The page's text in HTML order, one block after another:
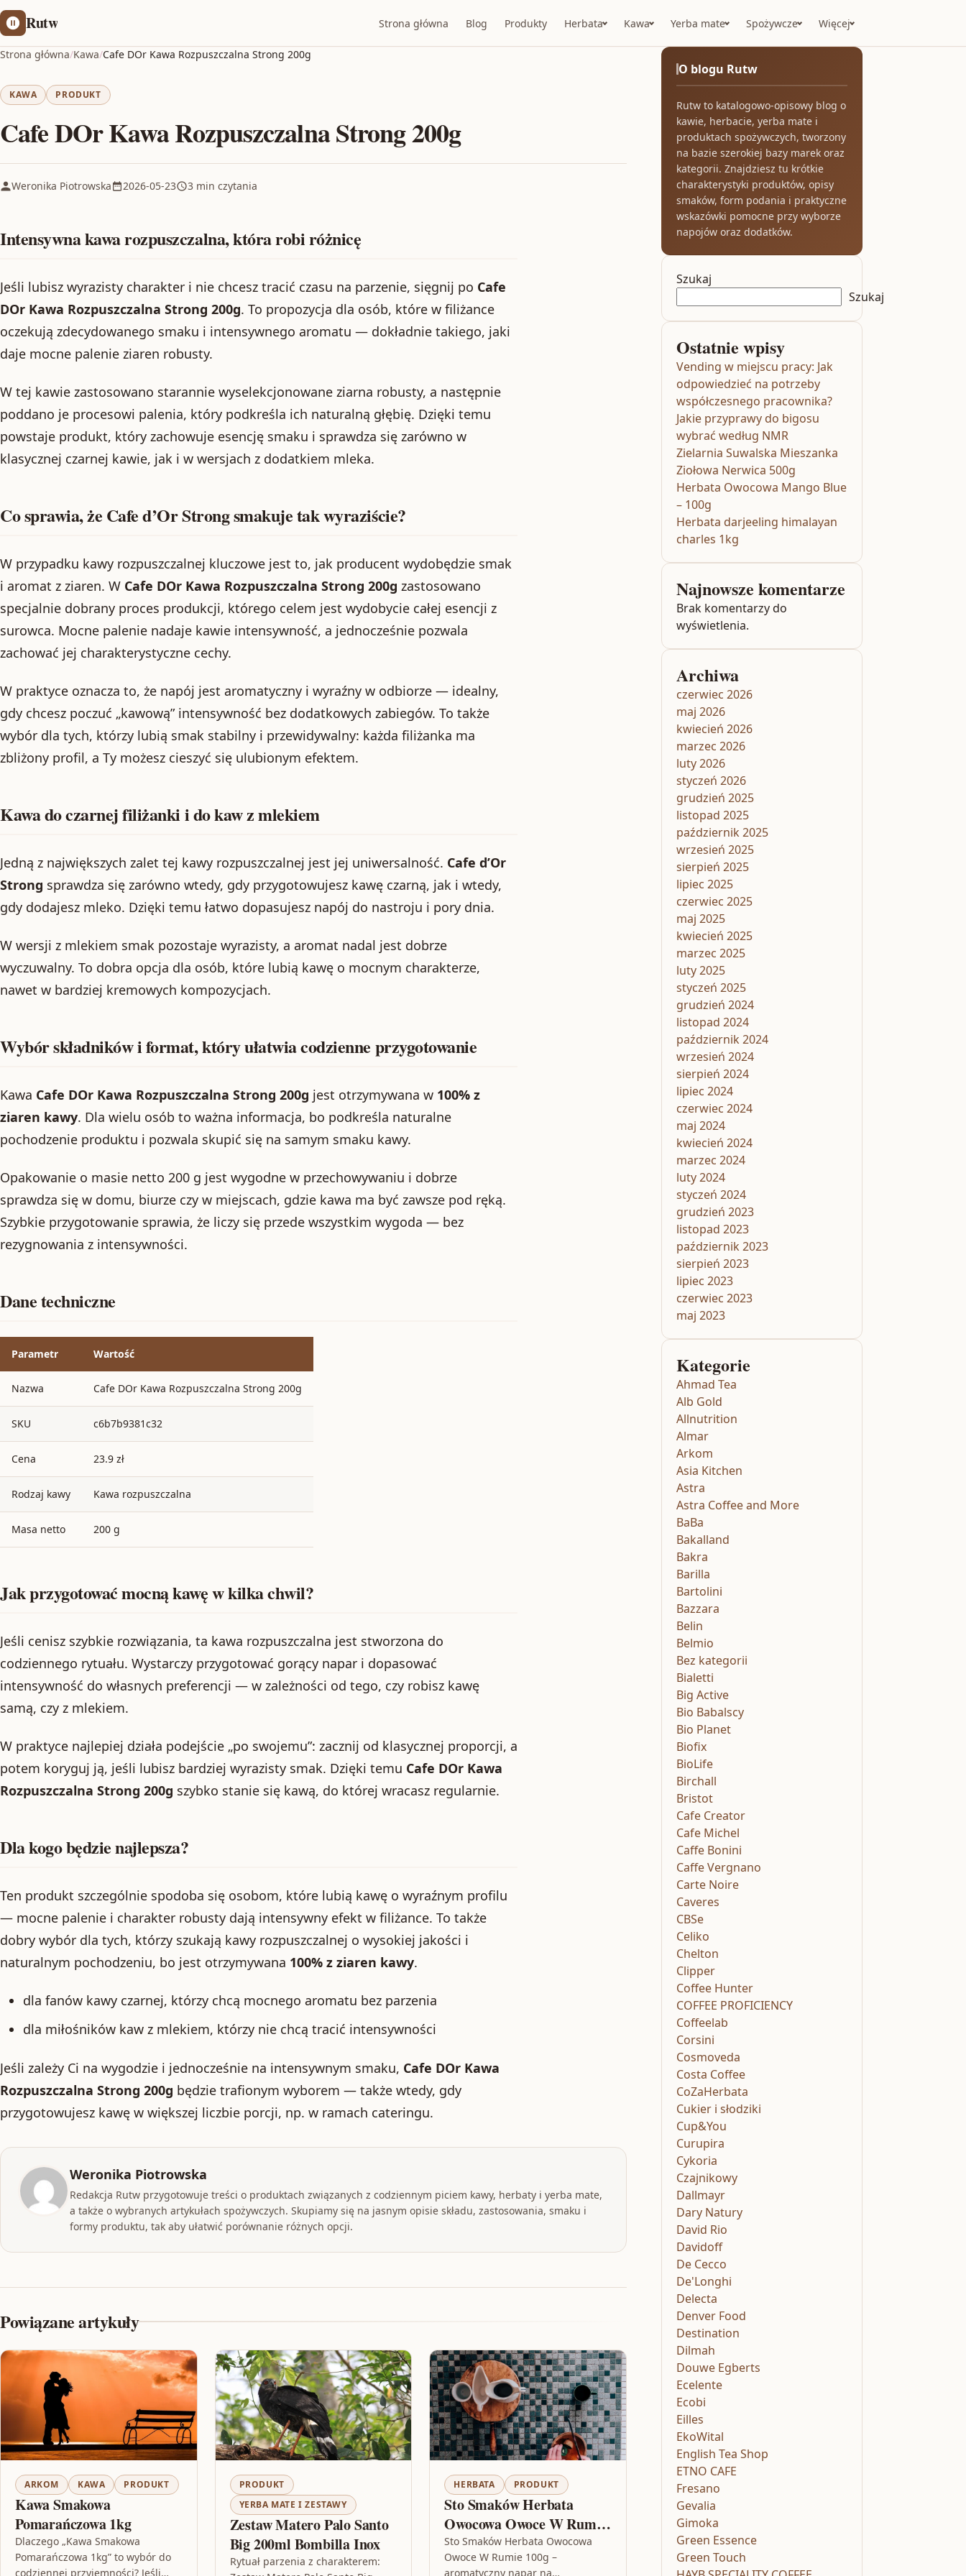
Rutw Strona główna Blog Produkty Herbata Kawa Yerba mate Spożywcze Więcej
Strona główna/Kawa/Cafe DOr Kawa Rozpuszczalna Strong 200g
KAWA PRODUKT
Cafe DOr Kawa Rozpuszczalna Strong 200g
Weronika Piotrowska 2026-05-23 3 min czytania
Intensywna kawa rozpuszczalna, która robi różnicę
Jeśli lubisz wyrazisty charakter i nie chcesz tracić czasu na parzenie, sięgnij po Cafe
DOr Kawa Rozpuszczalna Strong 200g. To propozycja dla osób, które w filiżance
oczekują zdecydowanego smaku i intensywnego aromatu — dokładnie takiego, jaki
daje mocne palenie ziaren robusty.
W tej kawie zastosowano starannie wyselekcjonowane ziarna robusty, a następnie
poddano je procesowi palenia, który podkreśla ich naturalną głębię. Dzięki temu
powstaje produkt, który zachowuje esencję smaku i sprawdza się zarówno w
klasycznej czarnej kawie, jak i w wersjach z dodatkiem mleka.
Co sprawia, że Cafe d’Or Strong smakuje tak wyraziście?
W przypadku kawy rozpuszczalnej kluczowe jest to, jak producent wydobędzie smak
i aromat z ziaren. W Cafe DOr Kawa Rozpuszczalna Strong 200g zastosowano
specjalnie dobrany proces produkcji, którego celem jest wydobycie całej esencji z
surowca. Mocne palenie nadaje kawie intensywność, a jednocześnie pozwala
zachować jej charakterystyczne cechy.
W praktyce oznacza to, że napój jest aromatyczny i wyraźny w odbiorze — idealny,
gdy chcesz poczuć „kawową” intensywność bez dodatkowych zabiegów. To także
wybór dla tych, którzy lubią smak stabilny i przewidywalny: każda filiżanka ma
zbliżony profil, a Ty możesz cieszyć się ulubionym efektem.
Kawa do czarnej filiżanki i do kaw z mlekiem
Jedną z największych zalet tej kawy rozpuszczalnej jest jej uniwersalność. Cafe d’Or
Strong sprawdza się zarówno wtedy, gdy przygotowujesz kawę czarną, jak i wtedy,
gdy dodajesz mleko. Dzięki temu łatwo dopasujesz napój do nastroju i pory dnia.
W wersji z mlekiem smak pozostaje wyrazisty, a aromat nadal jest dobrze
wyczuwalny. To dobra opcja dla osób, które lubią kawę o mocnym charakterze,
nawet w bardziej kremowych kompozycjach.
Wybór składników i format, który ułatwia codzienne przygotowanie
Kawa Cafe DOr Kawa Rozpuszczalna Strong 200g jest otrzymywana w 100% z
ziaren kawy. Dla wielu osób to ważna informacja, bo podkreśla naturalne
pochodzenie produktu i pozwala skupić się na samym smaku kawy.
Opakowanie o masie netto 200 g jest wygodne w przechowywaniu i dobrze
sprawdza się w domu, biurze czy w miejscach, gdzie kawa ma być zawsze pod ręką.
Szybkie przygotowanie sprawia, że liczy się przede wszystkim wygoda — bez
rezygnowania z intensywności.
Dane techniczne
Parametr Wartość
Nazwa Cafe DOr Kawa Rozpuszczalna Strong 200g
SKU c6b7b9381c32
Cena 23.9 zł
Rodzaj kawy Kawa rozpuszczalna
Masa netto 200 g
Jak przygotować mocną kawę w kilka chwil?
Jeśli cenisz szybkie rozwiązania, ta kawa rozpuszczalna jest stworzona do
codziennego rytuału. Wystarczy przygotować gorący napar i dopasować
intensywność do własnych preferencji — w zależności od tego, czy robisz kawę
samą, czy z mlekiem.
W praktyce najlepiej działa podejście „po swojemu”: zacznij od klasycznej proporcji, a
potem koryguj ją, jeśli lubisz bardziej wyrazisty smak. Dzięki temu Cafe DOr Kawa
Rozpuszczalna Strong 200g szybko stanie się kawą, do której wracasz regularnie.
Dla kogo będzie najlepsza?
Ten produkt szczególnie spodoba się osobom, które lubią kawę o wyraźnym profilu
— mocne palenie i charakter robusty dają intensywny efekt w filiżance. To także
dobry wybór dla tych, którzy szukają kawy rozpuszczalnej o wysokiej jakości i
naturalnym pochodzeniu, bo jest otrzymywana 100% z ziaren kawy.
dla fanów kawy czarnej, którzy chcą mocnego aromatu bez parzenia
dla miłośników kaw z mlekiem, którzy nie chcą tracić intensywności
Jeśli zależy Ci na wygodzie i jednocześnie na intensywnym smaku, Cafe DOr Kawa
Rozpuszczalna Strong 200g będzie trafionym wyborem — także wtedy, gdy
przygotowujesz kawę w większej liczbie porcji, np. w ramach cateringu.
Weronika Piotrowska
Redakcja Rutw przygotowuje treści o produktach związanych z codziennym piciem kawy, herbaty i yerba mate,
a także o wybranych artykułach spożywczych. Skupiamy się na jasnym opisie składu, zastosowania, smaku i
formy produktu, tak aby ułatwić porównanie różnych opcji.
Powiązane artykuły
ARKOM KAWA PRODUKT
Kawa Smakowa
Pomarańczowa 1kg
Dlaczego „Kawa Smakowa
Pomarańczowa 1kg” to wybór do
codziennej przyjemności? Jeśli
PRODUKT
YERBA MATE I ZESTAWY
Zestaw Matero Palo Santo
Big 200ml Bombilla Inox
Rytuał parzenia z charakterem:
HERBATA PRODUKT
Sto Smaków Herbata
Owocowa Owoce W Rumie
100g
Sto Smaków Herbata Owocowa
Owoce W Rumie 100g –
aromatyczny napar na
O blogu Rutw
Rutw to katalogowo-opisowy blog o
kawie, herbacie, yerba mate i
produktach spożywczych, tworzony
na bazie szerokiej bazy marek oraz
kategorii. Znajdziesz tu krótkie
charakterystyki produktów, opisy
smaków, form podania i praktyczne
wskazówki pomocne przy wyborze
napojów oraz dodatków.
Szukaj
Szukaj
Ostatnie wpisy
Vending w miejscu pracy: Jak
odpowiedzieć na potrzeby
współczesnego pracownika?
Jakie przyprawy do bigosu
wybrać według NMR
Zielarnia Suwalska Mieszanka
Ziołowa Nerwica 500g
Herbata Owocowa Mango Blue
– 100g
Herbata darjeeling himalayan
charles 1kg
Najnowsze komentarze
Brak komentarzy do
wyświetlenia.
Archiwa
czerwiec 2026
maj 2026
kwiecień 2026
marzec 2026
luty 2026
styczeń 2026
grudzień 2025
listopad 2025
październik 2025
wrzesień 2025
sierpień 2025
lipiec 2025
czerwiec 2025
maj 2025
kwiecień 2025
marzec 2025
luty 2025
styczeń 2025
grudzień 2024
listopad 2024
październik 2024
wrzesień 2024
sierpień 2024
lipiec 2024
czerwiec 2024
maj 2024
kwiecień 2024
marzec 2024
luty 2024
styczeń 2024
grudzień 2023
listopad 2023
październik 2023
sierpień 2023
lipiec 2023
czerwiec 2023
maj 2023
Kategorie
Ahmad Tea
Alb Gold
Allnutrition
Almar
Arkom
Asia Kitchen
Astra
Astra Coffee and More
BaBa
Bakalland
Bakra
Barilla
Bartolini
Bazzara
Belin
Belmio
Bez kategorii
Bialetti
Big Active
Bio Babalscy
Bio Planet
Biofix
BioLife
Birchall
Bristot
Cafe Creator
Cafe Michel
Caffe Bonini
Caffe Vergnano
Carte Noire
Caveres
CBSe
Celiko
Chelton
Clipper
Coffee Hunter
COFFEE PROFICIENCY
Coffeelab
Corsini
Cosmoveda
Costa Coffee
CoZaHerbata
Cukier i słodziki
Cup&You
Curupira
Cykoria
Czajnikowy
Dallmayr
Dary Natury
David Rio
Davidoff
De Cecco
De'Longhi
Delecta
Denver Food
Destination
Dilmah
Douwe Egberts
Ecelente
Ecobi
Eilles
EkoWital
English Tea Shop
ETNO CAFE
Fresano
Gevalia
Gimoka
Green Essence
Green Touch